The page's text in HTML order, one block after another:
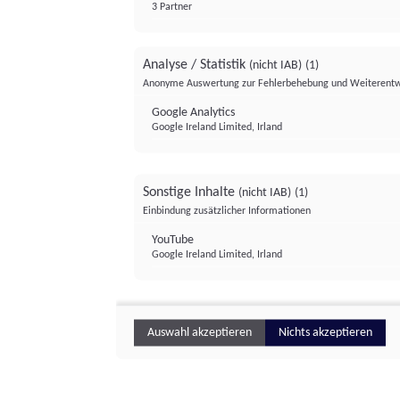
3 Partner
Analyse / Statistik (nicht IAB) (1)
Anonyme Auswertung zur Fehlerbehebung und
Google Analytics
Google Ireland Limited, Irland
Sonstige Inhalte (nicht IAB) (1)
Einbindung zusätzlicher Informationen
YouTube
Google Ireland Limited, Irland
Auswahl akzeptieren Nichts akzeptieren